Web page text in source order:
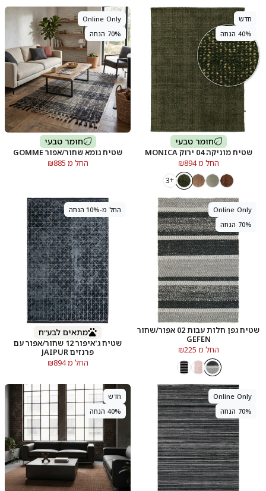
חדש
40% הנחה
חומר טבעי
שטיח מוניקה 04 ירוק MONICA
החל מ ₪894
+3
Online Only
70% הנחה
חומר טבעי
שטיח גומא שחור/אפור GOMME
החל מ ₪885
Online Only
70% הנחה
שטיח גפן חלות עבות 02 אפור/שחור
GEFEN
החל מ ₪225
החל מ-10% הנחה
מתאים לבע״ח
שטיח ג'איפור 12 שחור/אפור עם
פרנזים JAIPUR
החל מ ₪894
Online Only
70% הנחה
חדש
40% הנחה